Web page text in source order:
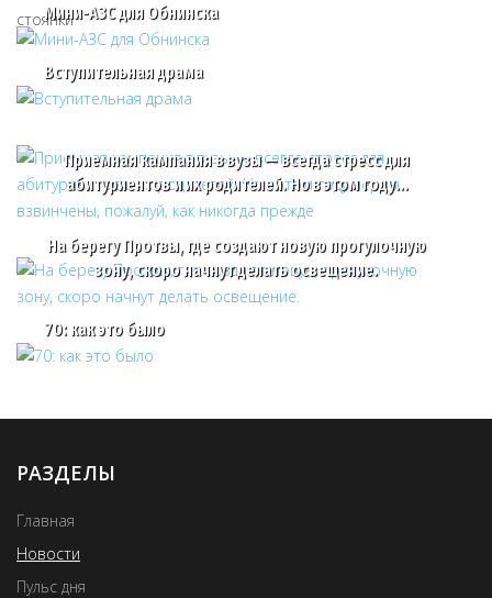
Мини-АЗС для Обнинска
Вступительная драма
Приемная кампания в вузы — всегда стресс для
абитуриентов и их родителей. Но в этом году…
На берегу Протвы, где создают новую прогулочную
зону, скоро начнут делать освещение.
70: как это было
РАЗДЕЛЫ
Главная
Новости
Пульс дня